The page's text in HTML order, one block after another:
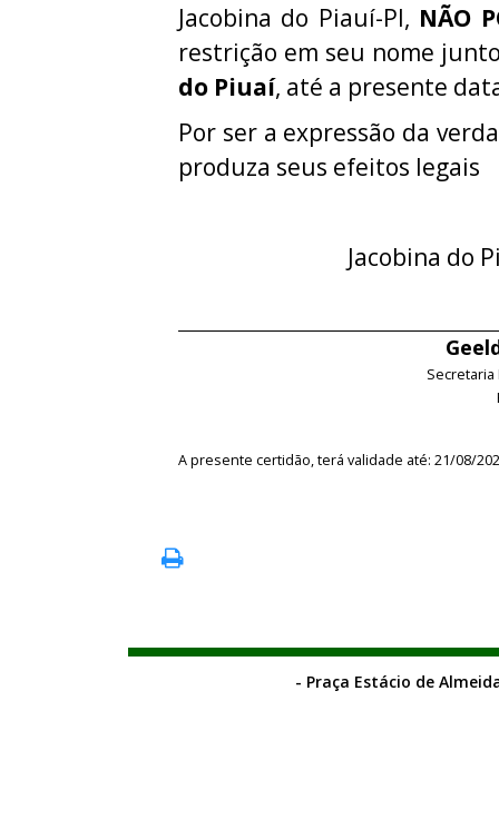
Jacobina do Piauí-PI, NÃO
restrição em seu nome
do Piuaí, até a presente
Por ser a expressão da
produza seus efeitos legais
Jacobina do
A presente certidão, terá validade até: 21/08/
- Praça Estácio de